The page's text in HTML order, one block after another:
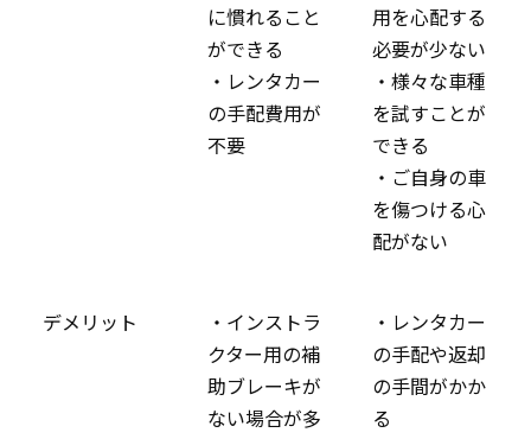
に慣れること
ができる
・レンタカー
の手配費用が
不要
用を心配する
必要が少ない
・様々な車種
を試すことが
できる
・ご自身の車
を傷つける心
配がない
デメリット
・インストラ
クター用の補
助ブレーキが
ない場合が多
・レンタカー
の手配や返却
の手間がかか
る